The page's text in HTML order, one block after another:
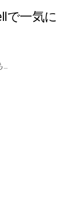
で一気に
…